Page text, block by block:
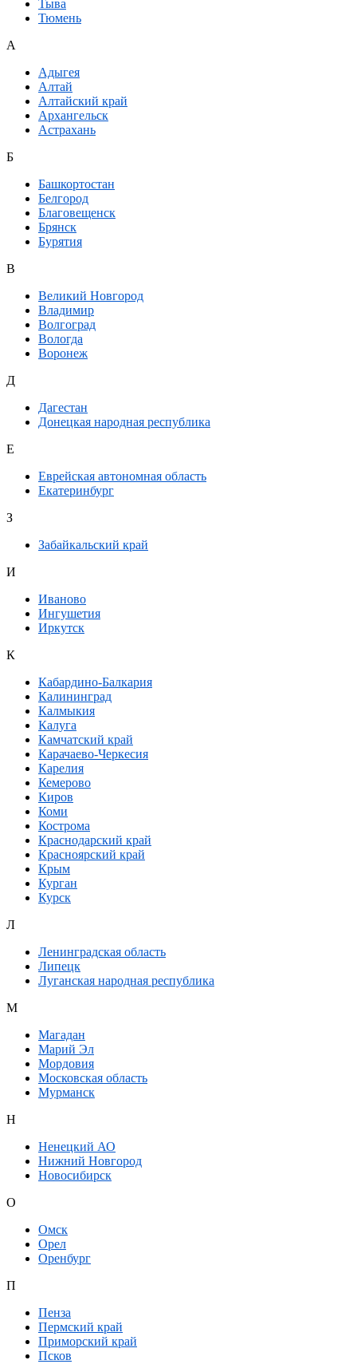
Тыва
Тюмень
А
Адыгея
Алтай
Алтайский край
Архангельск
Астрахань
Б
Башкортостан
Белгород
Благовещенск
Брянск
Бурятия
В
Великий Новгород
Владимир
Волгоград
Вологда
Воронеж
Д
Дагестан
Донецкая народная республика
Е
Еврейская автономная область
Екатеринбург
З
Забайкальский край
И
Иваново
Ингушетия
Иркутск
К
Кабардино-Балкария
Калининград
Калмыкия
Калуга
Камчатский край
Карачаево-Черкесия
Карелия
Кемерово
Киров
Коми
Кострома
Краснодарский край
Красноярский край
Крым
Курган
Курск
Л
Ленинградская область
Липецк
Луганская народная республика
М
Магадан
Марий Эл
Мордовия
Московская область
Мурманск
Н
Ненецкий АО
Нижний Новгород
Новосибирск
О
Омск
Орел
Оренбург
П
Пенза
Пермский край
Приморский край
Псков